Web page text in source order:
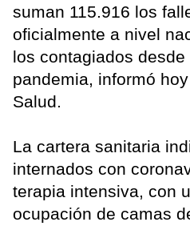
suman 115.916 los
oficialmente a nivel
los contagiados
pandemia, informó
Salud.
La cartera sanitaria
internados con
terapia intensiva, con
ocupación de camas